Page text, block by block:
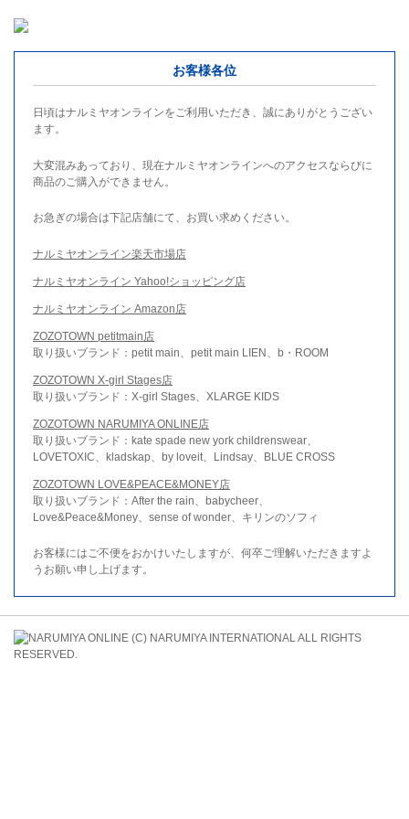
お客様各位
日頃はナルミヤオンラインをご利用いただき、誠にありがとうござい
ます。
大変混みあっており、現在ナルミヤオンラインへのアクセスならびに
商品のご購入ができません。
お急ぎの場合は下記店舗にて、お買い求めください。
ナルミヤオンライン楽天市場店
ナルミヤオンライン Yahoo!ショッピング店
ナルミヤオンライン Amazon店
ZOZOTOWN petitmain店
取り扱いブランド：petit main、petit main LIEN、b・ROOM
ZOZOTOWN X-girl Stages店
取り扱いブランド：X-girl Stages、XLARGE KIDS
ZOZOTOWN NARUMIYA ONLINE店
取り扱いブランド：kate spade new york childrenswear、
LOVETOXIC、kladskap、by loveit、Lindsay、BLUE CROSS
ZOZOTOWN LOVE&PEACE&MONEY店
取り扱いブランド：After the rain、babycheer、
Love&Peace&Money、sense of wonder、キリンのソフィ
お客様にはご不便をおかけいたしますが、何卒ご理解いただきますよ
うお願い申し上げます。